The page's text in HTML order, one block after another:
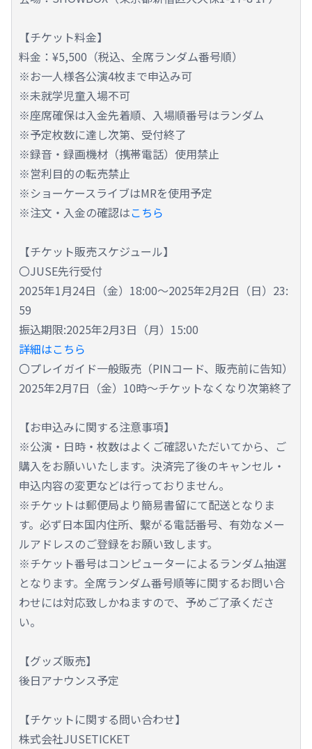
【チケット料金】
料金：¥5,500（税込、全席ランダム番号順）
※お一人様各公演4枚まで申込み可
※未就学児童入場不可
※座席確保は入金先着順、入場順番号はランダム
※予定枚数に達し次第、受付終了
※録音・録画機材（携帯電話）使用禁止
※営利目的の転売禁止
※ショーケースライブはMRを使用予定
※注文・入金の確認はこちら
【チケット販売スケジュール】
〇JUSE先行受付
2025年1月24日（金）18:00～2025年2月2日（日）23:
59
振込期限:2025年2月3日（月）15:00
詳細はこちら
〇プレイガイド一般販売（PINコード、販売前に告知）
2025年2月7日（金）10時～チケットなくなり次第終了
【お申込みに関する注意事項】
※公演・日時・枚数はよくご確認いただいてから、ご
購入をお願いいたします。決済完了後のキャンセル・
申込内容の変更などは行っておりません。
※チケットは郵便局より簡易書留にて配送となりま
す。必ず日本国内住所、繫がる電話番号、有効なメー
ルアドレスのご登録をお願い致します。
※チケット番号はコンピューターによるランダム抽選
となります。全席ランダム番号順等に関するお問い合
わせには対応致しかねますので、予めご了承くださ
い。
【グッズ販売】
後日アナウンス予定
【チケットに関する問い合わせ】
株式会社JUSETICKET